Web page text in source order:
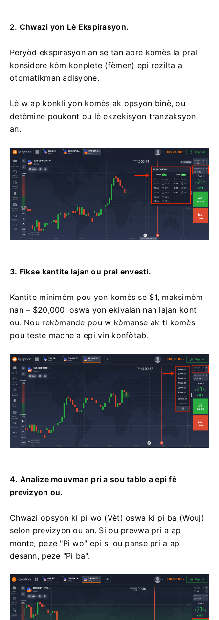
2. Chwazi yon Lè Ekspirasyon.
Peryòd ekspirasyon an se tan apre komès la pral
konsidere kòm konplete (fèmen) epi rezilta a
otomatikman adisyone.
Lè w ap konkli yon komès ak opsyon binè, ou
detèmine poukont ou lè ekzekisyon tranzaksyon
an.
3. Fikse kantite lajan ou pral envesti.
Kantite minimòm pou yon komès se $1, maksimòm
nan – $20,000, oswa yon ekivalan nan lajan kont
ou. Nou rekòmande pou w kòmanse ak ti komès
pou teste mache a epi vin konfòtab.
4. Analize mouvman pri a sou tablo a epi fè
previzyon ou.
Chwazi opsyon ki pi wo (Vèt) oswa ki pi ba (Wouj)
selon previzyon ou an. Si ou prevwa pri a ap
monte, peze "Pi wo" epi si ou panse pri a ap
desann, peze "Pi ba".